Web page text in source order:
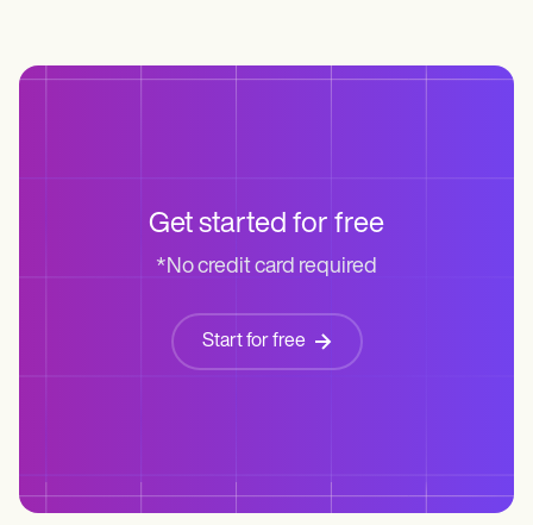
Get started for free
*No credit card required
Start for free